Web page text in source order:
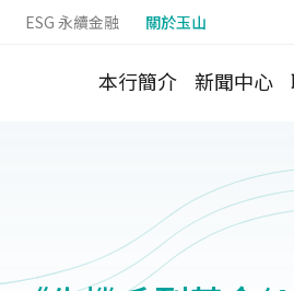
ESG 永續金融 關於玉山
本行簡介 新聞中心